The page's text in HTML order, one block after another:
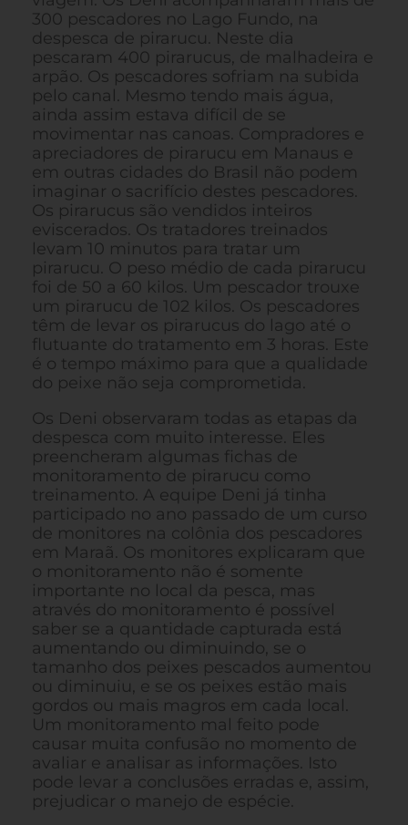
300 pescadores no Lago Fundo, na
despesca de pirarucu. Neste dia
pescaram 400 pirarucus, de malhadeira e
arpão. Os pescadores sofriam na subida
pelo canal. Mesmo tendo mais água,
ainda assim estava difícil de se
movimentar nas canoas. Compradores e
apreciadores de pirarucu em Manaus e
em outras cidades do Brasil não podem
imaginar o sacrifício destes pescadores.
Os pirarucus são vendidos inteiros
eviscerados. Os tratadores treinados
levam 10 minutos para tratar um
pirarucu. O peso médio de cada pirarucu
foi de 50 a 60 kilos. Um pescador trouxe
um pirarucu de 102 kilos. Os pescadores
têm de levar os pirarucus do lago até o
flutuante do tratamento em 3 horas. Este
é o tempo máximo para que a qualidade
do peixe não seja comprometida.
Os Deni observaram todas as etapas da
despesca com muito interesse. Eles
preencheram algumas fichas de
monitoramento de pirarucu como
treinamento. A equipe Deni já tinha
participado no ano passado de um curso
de monitores na colônia dos pescadores
em Maraã. Os monitores explicaram que
o monitoramento não é somente
importante no local da pesca, mas
através do monitoramento é possível
saber se a quantidade capturada está
aumentando ou diminuindo, se o
tamanho dos peixes pescados aumentou
ou diminuiu, e se os peixes estão mais
gordos ou mais magros em cada local.
Um monitoramento mal feito pode
causar muita confusão no momento de
avaliar e analisar as informações. Isto
pode levar a conclusões erradas e, assim,
prejudicar o manejo de espécie.